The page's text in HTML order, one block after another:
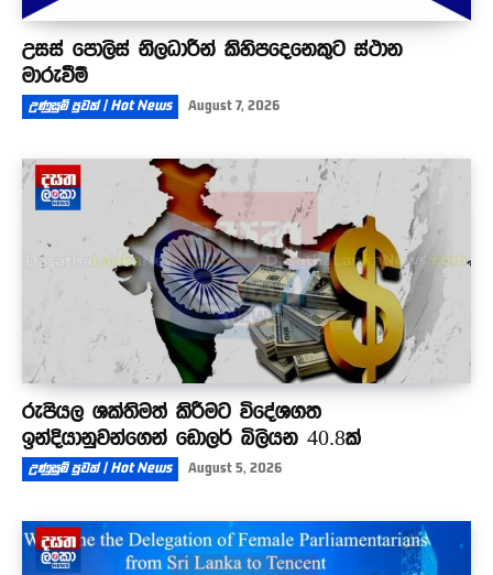
උසස් පොලිස් නිලධාරීන් කිහිපදෙනෙකුට ස්ථාන
මාරුවීම්
උණුසුම් පුවත් | Hot News August 7, 2026
රුපියල ශක්තිමත් කිරීමට විදේශගත
ඉන්දියානුවන්ගෙන් ඩොලර් බිලියන 40.8ක්
උණුසුම් පුවත් | Hot News August 5, 2026